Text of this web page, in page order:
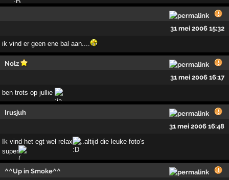
31 mei 2006 15:32
ik vind er geen ene bal aan....
Nolz
31 mei 2006 16:17
ben trots op jullie
Irusjuh
31 mei 2006 16:48
Ik vind het egt wel relax
..altijd die leuke foto's
super
^^Up in Smoke^^